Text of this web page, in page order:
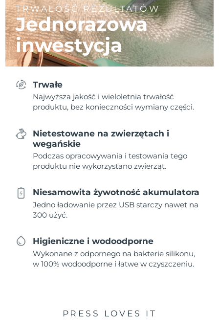
TRWAŁOŚĆ REZULTATÓW
Jednorazowa
inwestycja
Trwałe
Najwyższa jakość i wieloletnia trwałość
produktu, bez konieczności wymiany części.
Nietestowane na zwierzętach i
wegańskie
Podczas opracowywania i testowania tego
produktu nie wykorzystano zwierząt.
Niesamowita żywotność akumulatora
Jedno ładowanie przez USB starczy nawet na
300 użyć.
Higieniczne i wodoodporne
Wykonane z odpornego na bakterie silikonu,
w 100% wodoodporne i łatwe w czyszczeniu.
PRESS LOVES IT